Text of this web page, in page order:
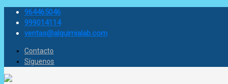
964465046
999014114
ventas@alquimialab.com
Contacto
Síguenos